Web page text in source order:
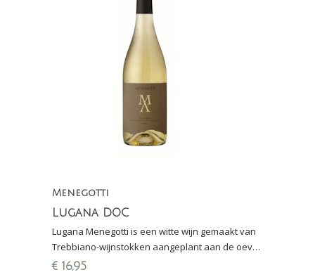
Menegotti
Lugana DOC
Lugana Menegotti is een witte wijn gemaakt van
Trebbiano-wijnstokken aangeplant aan de oever
van 't Gardameer; lekker bij zoetwatervis (forel,
€ 16,95